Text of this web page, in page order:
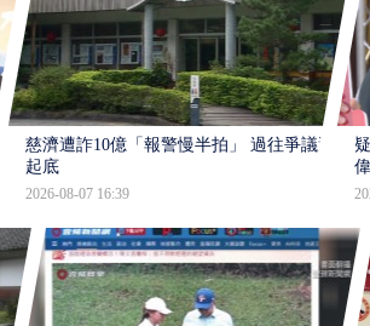
慈濟遭詐10億「報警慢半拍」 過往爭議遭
起底
2026-08-07 16:39